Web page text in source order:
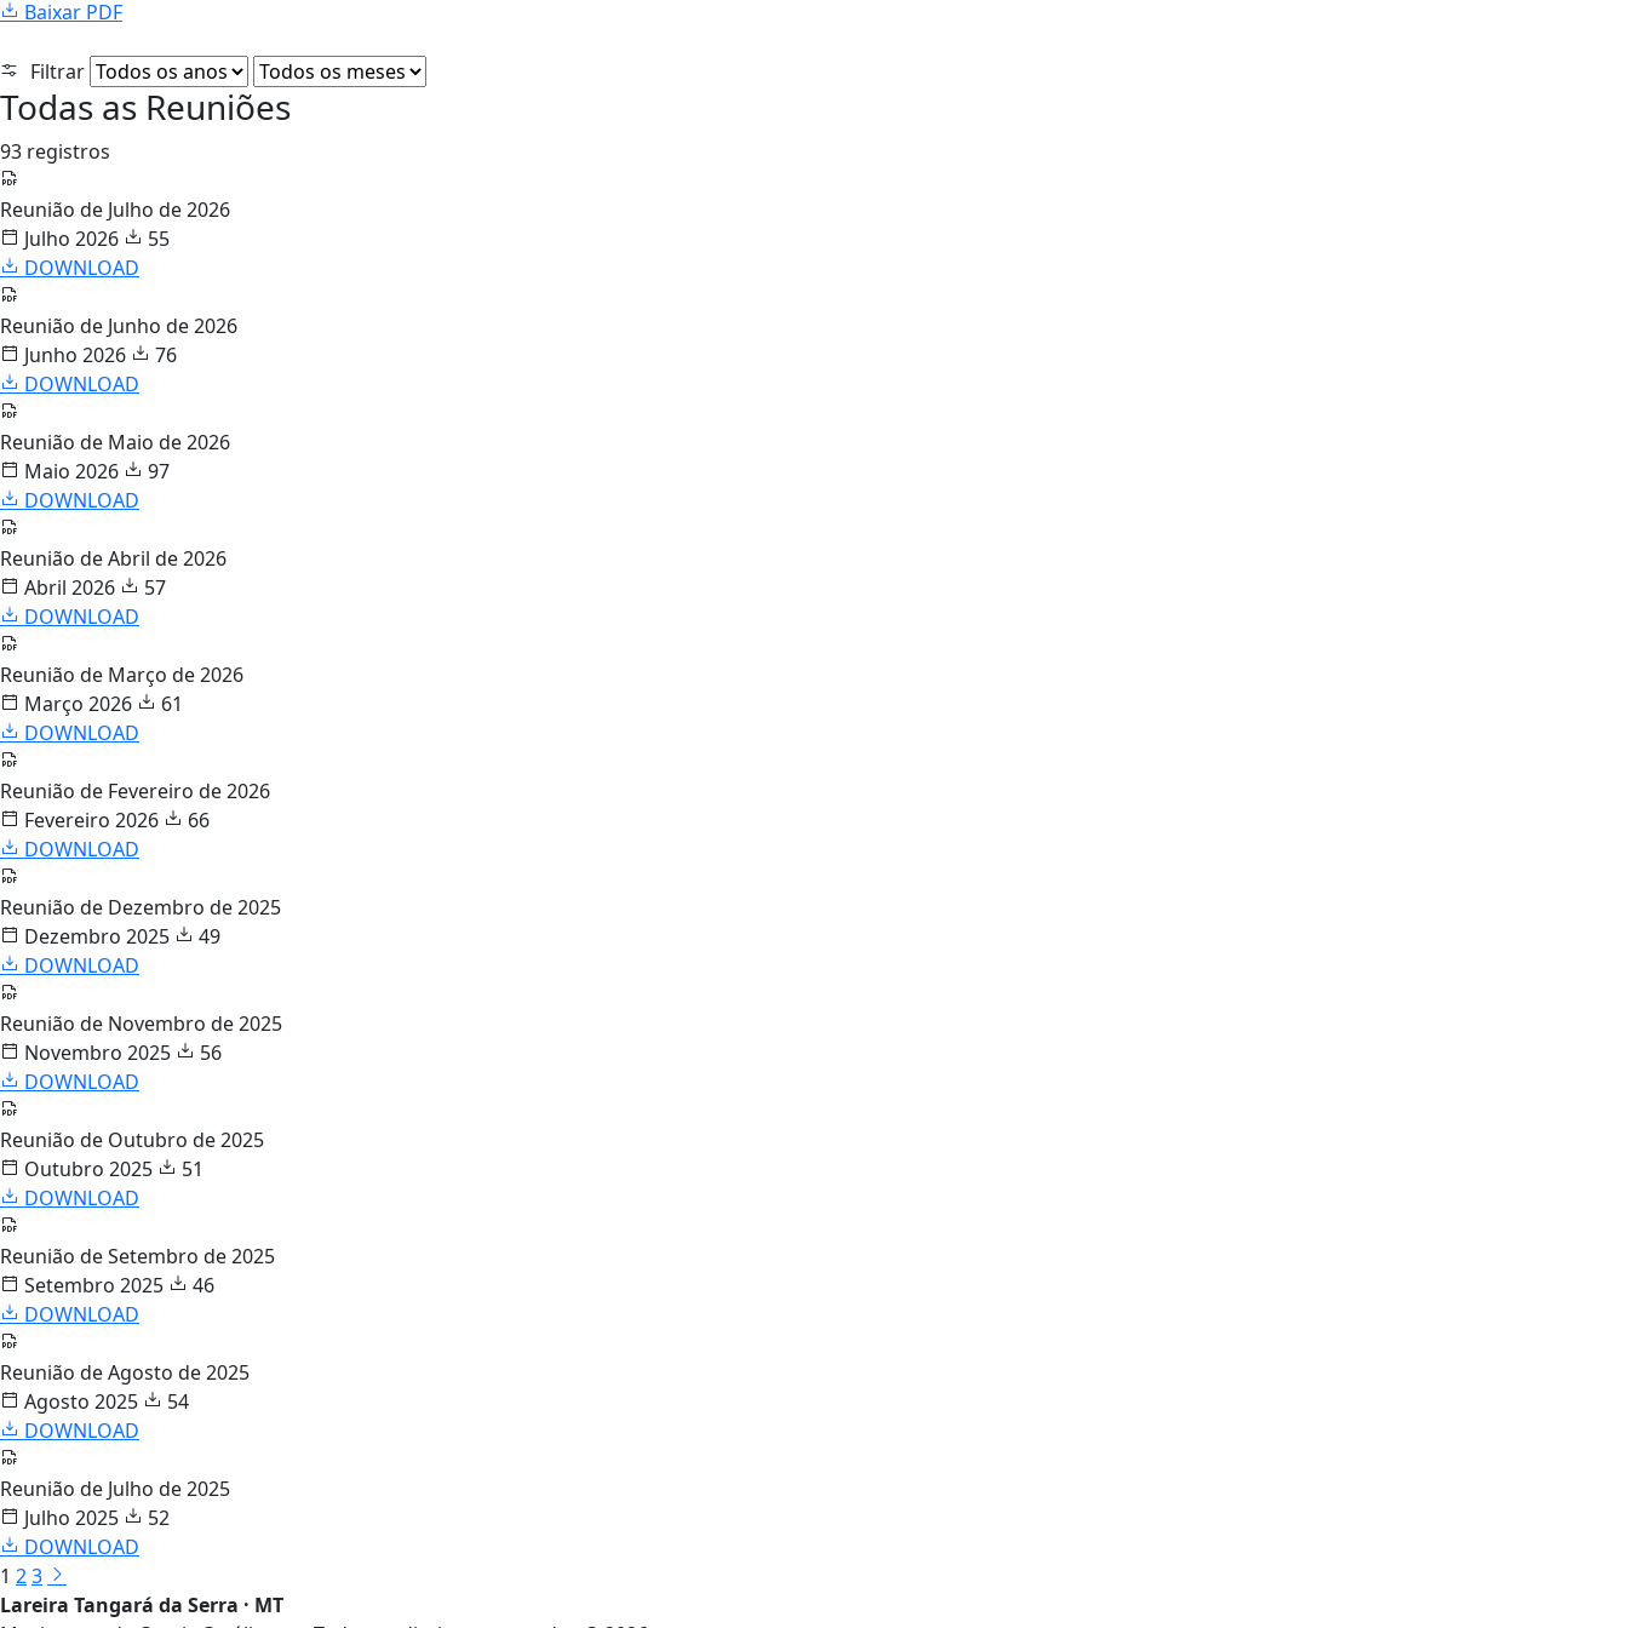
Baixar PDF
Filtrar
Todas as Reuniões
93 registros
Reunião de Julho de 2026
Julho 2026
55
DOWNLOAD
Reunião de Junho de 2026
Junho 2026
76
DOWNLOAD
Reunião de Maio de 2026
Maio 2026
97
DOWNLOAD
Reunião de Abril de 2026
Abril 2026
57
DOWNLOAD
Reunião de Março de 2026
Março 2026
61
DOWNLOAD
Reunião de Fevereiro de 2026
Fevereiro 2026
66
DOWNLOAD
Reunião de Dezembro de 2025
Dezembro 2025
49
DOWNLOAD
Reunião de Novembro de 2025
Novembro 2025
56
DOWNLOAD
Reunião de Outubro de 2025
Outubro 2025
51
DOWNLOAD
Reunião de Setembro de 2025
Setembro 2025
46
DOWNLOAD
Reunião de Agosto de 2025
Agosto 2025
54
DOWNLOAD
Reunião de Julho de 2025
Julho 2025
52
DOWNLOAD
1 23
Lareira Tangará da Serra · MT